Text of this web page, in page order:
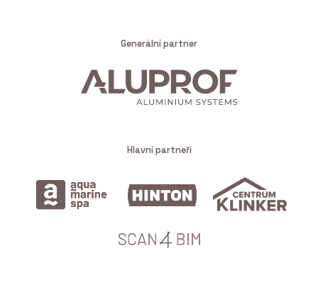
Generální partner
Hlavní partneři